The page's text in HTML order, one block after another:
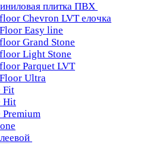
плитка ПВХ
Chevron LVT елочка
Easy line
Grand Stone
Light Stone
Parquet LVT
Ultra
Fit
Hit